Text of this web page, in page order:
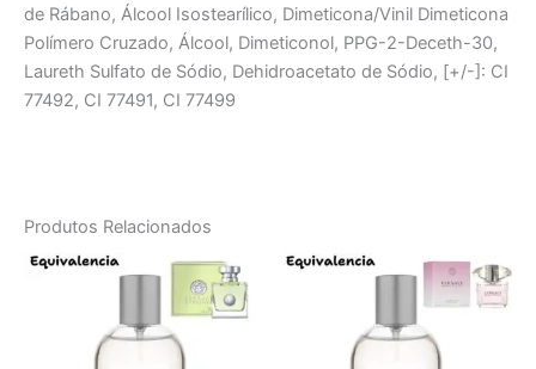
de Rábano, Álcool Isostearílico, Dimeticona/Vinil Dimeticona
Polímero Cruzado, Álcool, Dimeticonol, PPG-2-Deceth-30,
Laureth Sulfato de Sódio, Dehidroacetato de Sódio, [+/-]: CI
77492, CI 77491, CI 77499
Produtos Relacionados